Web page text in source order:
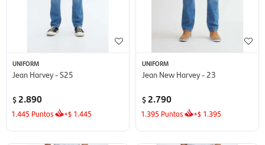
UNIFORM
Jean Harvey - S25
$ 2.890
1.445 Puntos +$ 1.445
UNIFORM
Jean New Harvey - 23
$ 2.790
1.395 Puntos +$ 1.395